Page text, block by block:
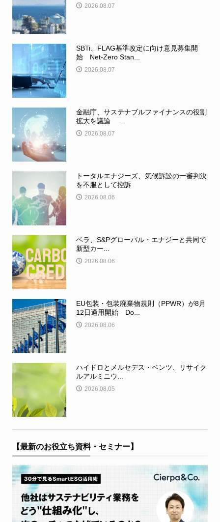
2026.08.07
SBTi、FLAG基準改定に向け意見募集開
始 Net-Zero Stan...
2026.08.07
金融庁、サステナブルファイナンスの役割
拡大を議論 ...
2026.08.07
トータルエナジーズ、気候訴訟の一審判決
を不服として控訴
2026.08.06
ベラ、S&Pグローバル・エナジーと共同で
新型カー...
2026.08.06
EU包装・包装廃棄物規則（PPWR）が8月
12日適用開始 Do...
2026.08.06
ハイドロとメルセデス・ベンツ、リサイク
ルアルミニウ...
2026.08.05
【最新のお役立ち資料・セミナー】